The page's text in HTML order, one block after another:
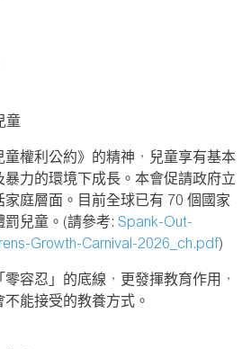
童
權利公約》的精神，兒童享有基本
暴力的環境下成長。本會促請政府立
庭層面。目前全球已有 70 個國家
兒童。 (請參考: Spank-Out-
Growth-Carnival-2026_ch.pdf)
容忍」的底線，更發揮教育作用，
能接受的教養方式。